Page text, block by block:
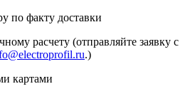
по факту доставки
расчету (отправляйте заявку с
.)
картами